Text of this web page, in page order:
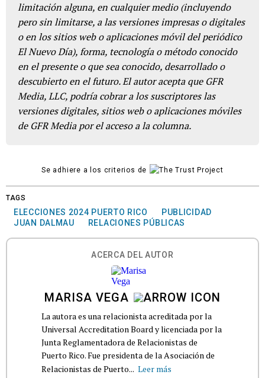
limitación alguna, en cualquier medio (incluyendo
pero sin limitarse, a las versiones impresas o digitales
o en los sitios web o aplicaciones móvil del periódico
El Nuevo Día), forma, tecnología o método conocido
en el presente o que sea conocido, desarrollado o
descubierto en el futuro. El autor acepta que GFR
Media, LLC, podría cobrar a los suscriptores las
versiones digitales, sitios web o aplicaciones móviles
de GFR Media por el acceso a la columna.
Se adhiere a los criterios de
TAGS
ELECCIONES 2024 PUERTO RICO
PUBLICIDAD
JUAN DALMAU
RELACIONES PÚBLICAS
ACERCA DEL AUTOR
MARISA VEGA
La autora es una relacionista acreditada por la
Universal Accreditation Board y licenciada por la
Junta Reglamentadora de Relacionistas de
Puerto Rico. Fue presidenta de la Asociación de
Relacionistas de Puerto... Leer más